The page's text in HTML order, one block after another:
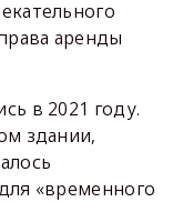
аренды
в 2021 году.
здании,
«временного